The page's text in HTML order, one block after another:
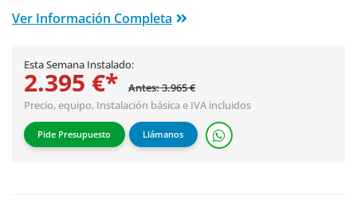
Ver Información Completa
Esta Semana Instalado:
2.395 €*
Antes: 3.965 €
Precio, equipo, Instalación básicae IVA incluidos
Pide Presupuesto Llámanos